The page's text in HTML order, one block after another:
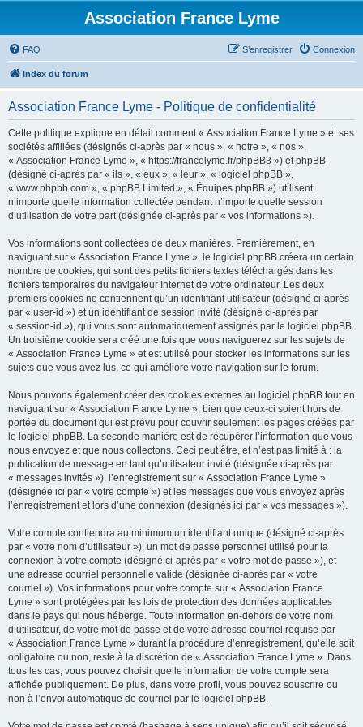
Association France Lyme
FAQ Connexion
S’enregistrer
Index du forum
Association France Lyme - Politique de confidentialité
Cette politique explique en détail comment « Association France Lyme » et ses
sociétés affiliées (désignés ci-après par « nous », « notre », « nos »,
« Association France Lyme », « https://francelyme.fr/phpBB3 ») et phpBB
(désigné ci-après par « ils », « eux », « leur », « logiciel phpBB »,
« www.phpbb.com », « phpBB Limited », « Équipes phpBB ») utilisent
n’importe quelle information collectée pendant n’importe quelle session
d’utilisation de votre part (désignée ci-après par « vos informations »).
Vos informations sont collectées de deux manières. Premièrement, en
naviguant sur « Association France Lyme », le logiciel phpBB créera un certain
nombre de cookies, qui sont des petits fichiers textes téléchargés dans les
fichiers temporaires du navigateur Internet de votre ordinateur. Les deux
premiers cookies ne contiennent qu’un identifiant utilisateur (désigné ci-après
par « user-id ») et un identifiant de session invité (désigné ci-après par
« session-id »), qui vous sont automatiquement assignés par le logiciel phpBB.
Un troisième cookie sera créé une fois que vous naviguerez sur les sujets de
« Association France Lyme » et est utilisé pour stocker les informations sur les
sujets que vous avez lus, ce qui améliore votre navigation sur le forum.
Nous pouvons également créer des cookies externes au logiciel phpBB tout en
naviguant sur « Association France Lyme », bien que ceux-ci soient hors de
portée du document qui est prévu pour couvrir seulement les pages créées par
le logiciel phpBB. La seconde manière est de récupérer l’information que vous
nous envoyez et que nous collectons. Ceci peut être, et n’est pas limité à : la
publication de message en tant qu’utilisateur invité (désignée ci-après par
« messages invités »), l’enregistrement sur « Association France Lyme »
(désignée ici par « votre compte ») et les messages que vous envoyez après
l’enregistrement et lors d’une connexion (désignés ici par « vos messages »).
Votre compte contiendra au minimum un identifiant unique (désigné ci-après
par « votre nom d’utilisateur »), un mot de passe personnel utilisé pour la
connexion à votre compte (désigné ci-après par « votre mot de passe »), et
une adresse courriel personnelle valide (désignée ci-après par « votre
courriel »). Vos informations pour votre compte sur « Association France
Lyme » sont protégées par les lois de protection des données applicables
dans le pays qui nous héberge. Toute information en-dehors de votre nom
d’utilisateur, de votre mot de passe et de votre adresse courriel requise par
« Association France Lyme » durant la procédure d’enregistrement, qu’elle soit
obligatoire ou non, reste à la discrétion de « Association France Lyme ». Dans
tous les cas, vous pouvez choisir quelle information de votre compte sera
affichée publiquement. De plus, dans votre profil, vous pouvez souscrire ou
non à l’envoi automatique de courriel par le logiciel phpBB.